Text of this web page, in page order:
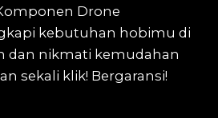
Drone
kebutuhan hobimu di
dan nikmati kemudahan
sekali klik! Bergaransi!